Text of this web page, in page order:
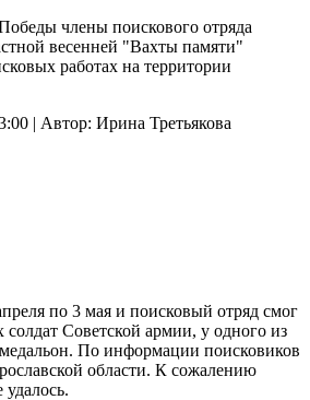
члены поискового отряда
весенней "Вахты памяти"
работах на территории
| Автор: Ирина Третьякова
по 3 мая и поисковый отряд смог
солдат Советской армии, у одного из
По информации поисковиков
области. К сожалению